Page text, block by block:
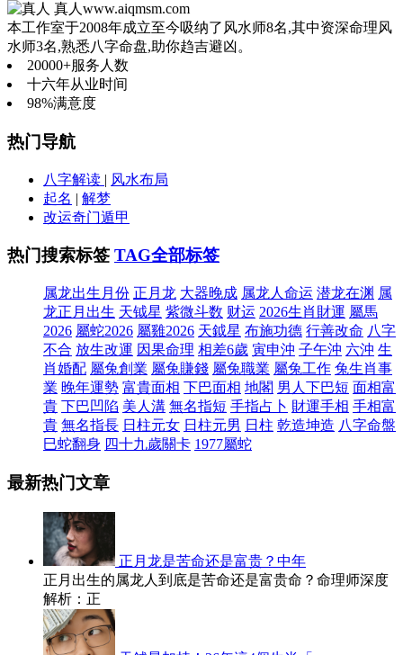
真人 www.aiqmsm.com
本工作室于2008年成立至今吸纳了风水师8名,其中资深命理风
水师3名,熟悉八字命盘,助你趋吉避凶。
20000+服务人数
十六年从业时间
98%满意度
热门导航
八字解读 | 风水布局
起名 | 解梦
改运奇门遁甲
热门搜索标签 TAG全部标签
属龙出生月份 正月龙 大器晚成 属龙人命运 潜龙在渊 属
龙正月出生 天钺星 紫微斗数 财运 2026生肖財運 屬馬
2026 屬蛇2026 屬雞2026 天鉞星 布施功德 行善改命 八字
不合 放生改運 因果命理 相差6歲 寅申沖 子午沖 六沖 生
肖婚配 屬兔創業 屬兔賺錢 屬兔職業 屬兔工作 兔生肖事
業 晚年運勢 富貴面相 下巴面相 地閣 男人下巴短 面相富
貴 下巴凹陷 美人溝 無名指短 手指占卜 財運手相 手相富
貴 無名指長 日柱元女 日柱元男 日柱 乾造坤造 八字命盤
巳蛇翻身 四十九歲關卡 1977屬蛇
最新热门文章
正月龙是苦命还是富贵？中年
正月出生的属龙人到底是苦命还是富贵命？命理师深度
解析：正